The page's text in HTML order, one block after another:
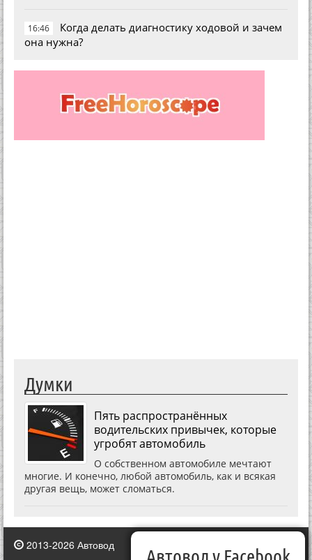
16:46
Когда делать диагностику ходовой и зачем
она нужна?
Думки
Пять распространённых
водительских привычек, которые
угробят автомобиль
О собственном автомобиле мечтают
многие. И конечно, любой автомобиль, как и всякая
другая вещь, может сломаться.
2013-2026 Автовод